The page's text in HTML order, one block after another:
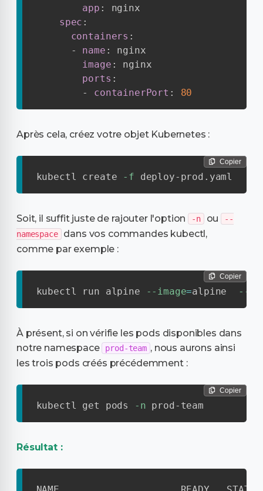
app :
nginx
spec :
containers :
-
name :
nginx
image :
nginx
ports :
-
containerPort : 80
Après cela, créez votre objet Kubernetes :
Copier
kubectl create -f deploy-prod.yaml
Soit, il suffit juste de rajouter l'option -n ou
--
namespace
dans vos commandes kubectl,
comme par exemple :
Copier
kubectl run alpine --image=alpine --
À présent, si on vérifie les pods disponibles dans
notre namespace
prod-team , nous aurons ainsi
les trois pods créés précédemment :
Copier
kubectl get pods -n prod-team
Résultat :